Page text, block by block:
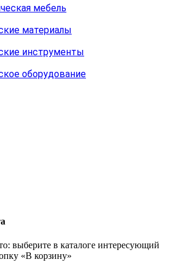
мебель
материалы
инструменты
оборудование
выберите в каталоге интересующий
«В корзину»